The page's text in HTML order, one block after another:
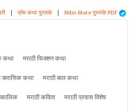
| प्रेम कथा पुस्तके | Nitin More पुस्तके PDF
कथा
मराठी फिक्शन कथा
क्लासिक कथा
मराठी बाल कथा
मराठी कविता
मराठी प्रवास विशेष